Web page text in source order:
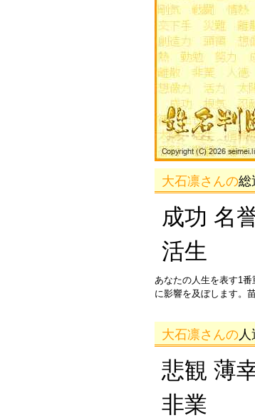
大石凛さんの総
成功 名
活生
あなたの人生を表す1
に影響を及ぼします。
大石凛さんの 人
悲観 薄
非業